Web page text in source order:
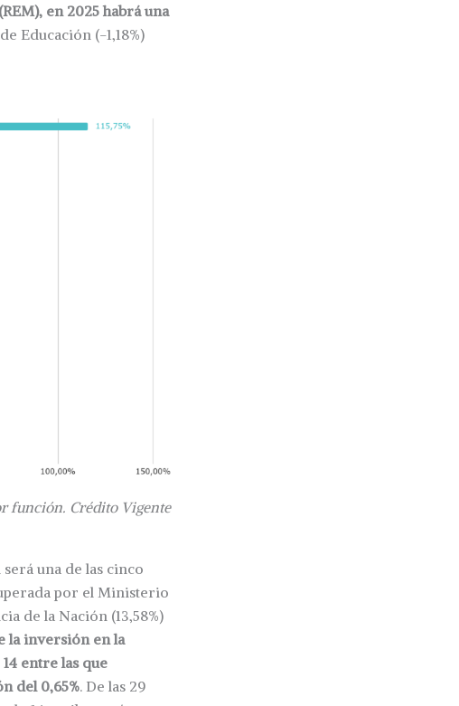
en 2025 habrá una
Educación (-1,18%)
función. Crédito Vigente
una de las cinco
por el Ministerio
de la Nación (13,58%)
la inversión en la
entre las que
del 0,65%. De las 29